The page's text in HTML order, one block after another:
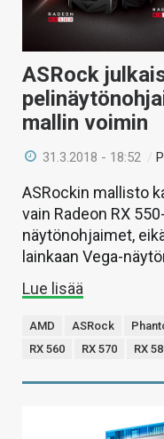
ASRock
mallin voimin
31.3.2018 - 18:52 /
ASRockin mallisto
vain Radeon RX
näytönohjaimet,
lainkaan Vega-
Lue lisää
AMD ASRock
RX 560
RX 570 RX